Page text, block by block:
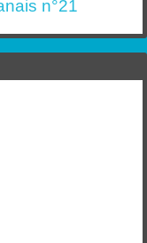
n°21